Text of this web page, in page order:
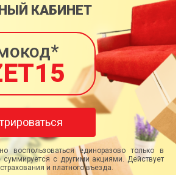
КАБИНЕТ
воспользоваться единоразово только в
с другими акциями. Действует
и платного въезда.